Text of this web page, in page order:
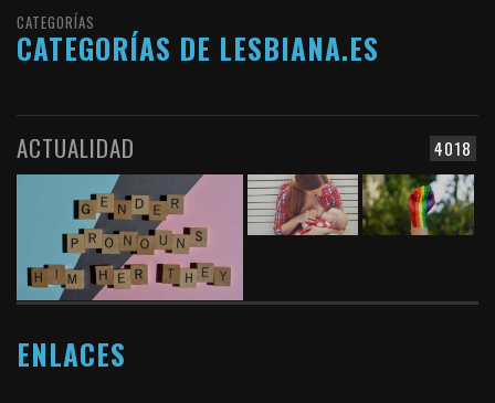
CATEGORÍAS
CATEGORÍAS DE LESBIANA.ES
4018
ACTUALIDAD
ENLACES